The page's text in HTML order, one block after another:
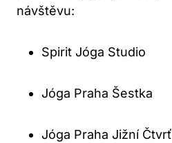
návštěvu:
Spirit Jóga Studio
Jóga Praha Šestka
Jóga Praha Jižní Čtvrť